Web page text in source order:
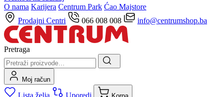
O nama Karijera Centrum Park Ćao Majstore
Prodajni Centri
066 008 008 info@centrumshop.ba
Pretraga
Moj račun
Lista želja Uporedi